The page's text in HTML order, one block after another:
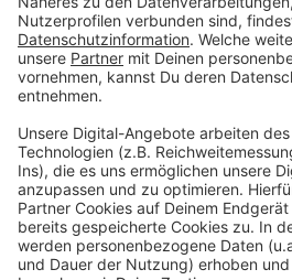
Gesundheitssystem.
Anzeige
Anzeige